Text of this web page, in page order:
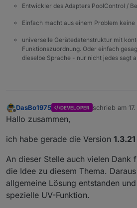
Entwickler des Adapters PoolControl /
Einfach macht aus einem Problem keine
universelle Gerätedatenstruktur mit
Funktionszuordnung. Oder einfach
dieselbe Sprache - nur nicht jedes sagt
Offline
DasBo1975 DEVELOPER schrieb am
zuletzt editiert
Hallo zusammen,
ich habe gerade die Version 1.3.21
An dieser Stelle auch vielen Dank
die Idee zu diesem Thema.
allgemeine Lösung entstanden
spezielle UV-Funktion.